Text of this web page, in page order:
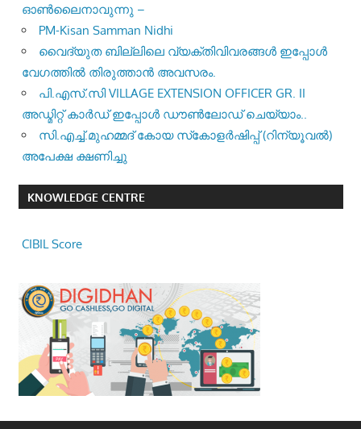
ഓൺലൈനാവുന്നു –
PM-Kisan Samman Nidhi
വൈദ്യുത ബില്ലിലെ വ്യക്തിവിവരങ്ങൾ ഇപ്പോൾ
വേഗത്തിൽ തിരുത്താൻ അവസരം.
പി.എസ്.സി VILLAGE EXTENSION OFFICER GR. II
അഡ്മിറ്റ് കാർഡ് ഇപ്പോൾ ഡൗൺലോഡ് ചെയ്യാം..
സി.എച്ച്.മുഹമ്മദ് കോയ സ്‌കോളർഷിപ്പ് (റിന്യൂവൽ)
അപേക്ഷ ക്ഷണിച്ചു
KNOWLEDGE CENTRE
CIBIL Score